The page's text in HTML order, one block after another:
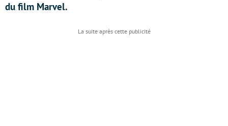
du film Marvel.